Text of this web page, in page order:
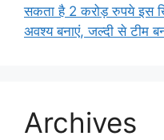
सकता है 2 करोड़ रुपये इस
अवश्य बनाएं, जल्दी से टीम
Archives